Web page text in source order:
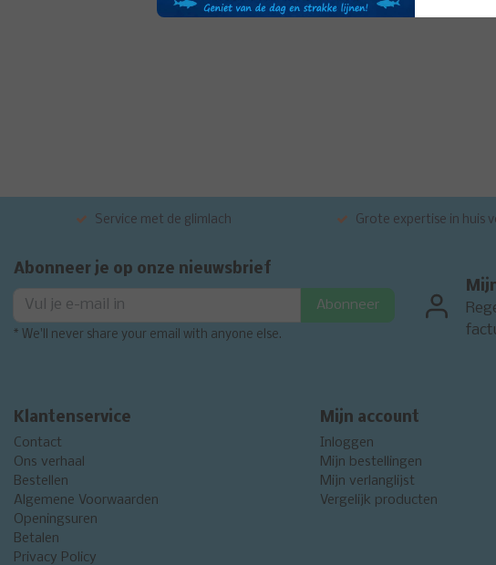
Service met de glimlach Grote expertise in huis
Abonneer je op onze nieuwsbrief
Abonneer
* We'll never share your email with anyone else.
Klantenservice
Contact
Ons verhaal
Bestellen
Algemene Voorwaarden
Openingsuren
Betalen
Privacy Policy
Mijn account
Inloggen
Mijn bestellingen
Mijn verlanglijst
Vergelijk producten